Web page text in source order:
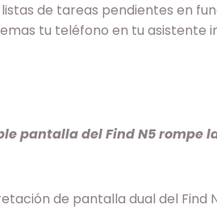
de tareas pendientes en
tu teléfono en tu asistente
pantalla del Find N5 rompe
de pantalla dual del Find